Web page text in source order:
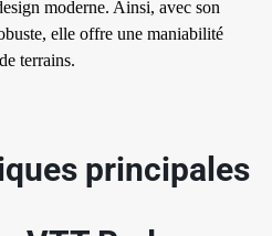
moderne. Ainsi, avec son
elle offre une maniabilité
terrains.
principales